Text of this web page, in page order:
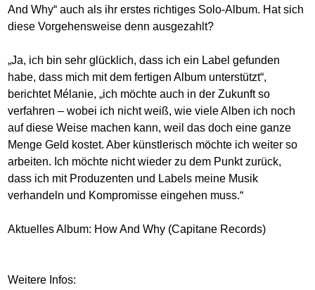
And Why“ auch als ihr erstes richtiges Solo-Album. Hat sich
diese Vorgehensweise denn ausgezahlt?
„Ja, ich bin sehr glücklich, dass ich ein Label gefunden
habe, dass mich mit dem fertigen Album unterstützt“,
berichtet Mélanie, „ich möchte auch in der Zukunft so
verfahren – wobei ich nicht weiß, wie viele Alben ich noch
auf diese Weise machen kann, weil das doch eine ganze
Menge Geld kostet. Aber künstlerisch möchte ich weiter so
arbeiten. Ich möchte nicht wieder zu dem Punkt zurück,
dass ich mit Produzenten und Labels meine Musik
verhandeln und Kompromisse eingehen muss.“
Aktuelles Album: How And Why (Capitane Records)
Weitere Infos: